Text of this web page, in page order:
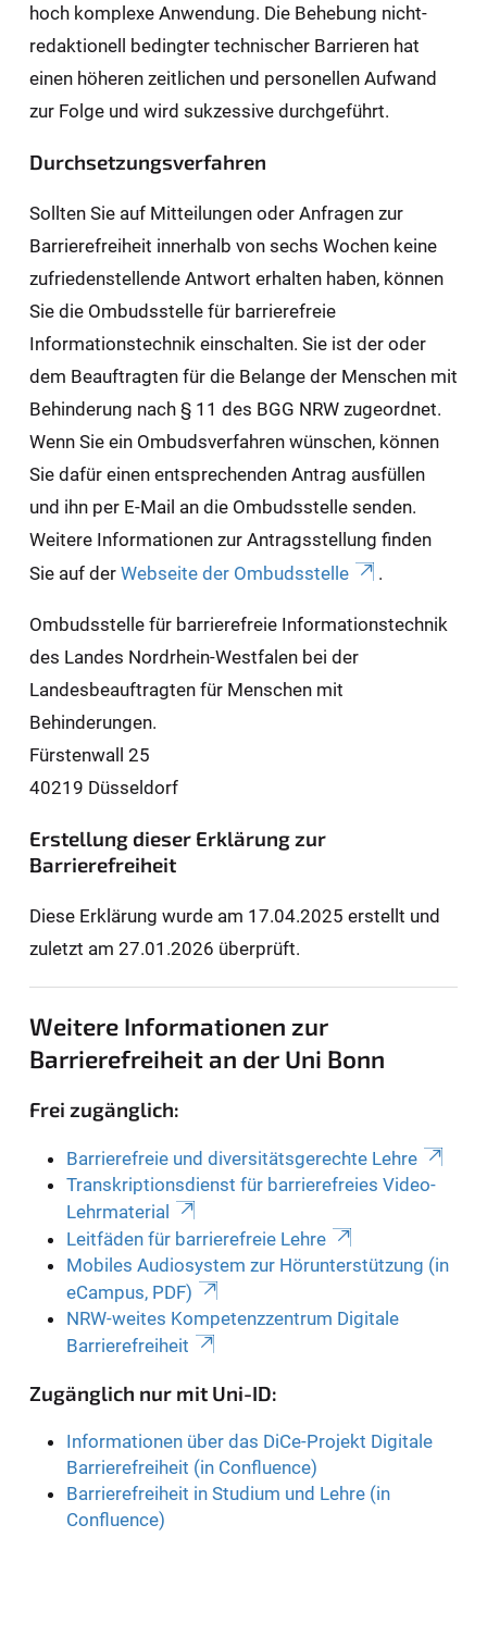
hoch komplexe Anwendung. Die Behebung nicht-
redaktionell bedingter technischer Barrieren hat
einen höheren zeitlichen und personellen Aufwand
zur Folge und wird sukzessive durchgeführt.
Durchsetzungsverfahren
Sollten Sie auf Mitteilungen oder Anfragen zur
Barrierefreiheit innerhalb von sechs Wochen keine
zufriedenstellende Antwort erhalten haben, können
Sie die Ombudsstelle für barrierefreie
Informationstechnik einschalten. Sie ist der oder
dem Beauftragten für die Belange der Menschen mit
Behinderung nach § 11 des BGG NRW zugeordnet.
Wenn Sie ein Ombudsverfahren wünschen, können
Sie dafür einen entsprechenden Antrag ausfüllen
und ihn per E-Mail an die Ombudsstelle senden.
Weitere Informationen zur Antragsstellung finden
Sie auf der Webseite der Ombudsstelle .
Ombudsstelle für barrierefreie Informationstechnik
des Landes Nordrhein-Westfalen bei der
Landesbeauftragten für Men­schen mit
Behinderungen.
Fürstenwall 25
40219 Düsseldorf
Erstellung dieser Erklärung zur
Barrierefreiheit
Diese Erklärung wurde am 17.04.2025 erstellt und
zuletzt am 27.01.2026 überprüft.
Weitere Informationen zur
Barrierefreiheit an der Uni Bonn
Frei zugänglich:
Barrierefreie und diversitätsgerechte Lehre
Transkriptionsdienst für barrierefreies Video-
Lehrmaterial
Leitfäden für barrierefreie Lehre
Mobiles Audiosystem zur Hörunterstützung (in
eCampus, PDF)
NRW-weites Kompetenzzentrum Digitale
Barrierefreiheit
Zugänglich nur mit Uni-ID:
Informationen über das DiCe-Projekt Digitale
Barrierefreiheit (in Confluence)
Barrierefreiheit in Studium und Lehre (in
Confluence)